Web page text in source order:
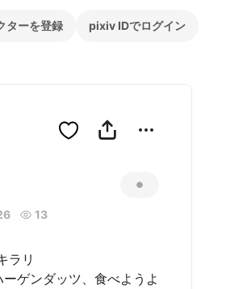
ターを登録 pixiv IDでログイン
13